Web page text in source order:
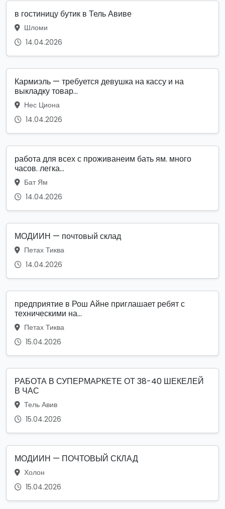
в гостиницу бутик в Тель Авиве
Шломи
14.04.2026
Кармиэль — требуется девушка на кассу и на
выкладку товар...
Нес Циона
14.04.2026
работа для всех с проживанеим бать ям. много
часов. легка...
Бат Ям
14.04.2026
МОДИИН — почтовый склад
Петах Тиква
14.04.2026
предприятие в Рош Айне приглашает ребят с
техническими на...
Петах Тиква
15.04.2026
РАБОТА В СУПЕРМАРКЕТЕ ОТ 38-40 ШЕКЕЛЕЙ
В ЧАС
Тель Авив
15.04.2026
МОДИИН — ПОЧТОВЫЙ СКЛАД
Холон
15.04.2026